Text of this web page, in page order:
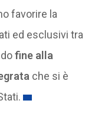
favorire la
ed esclusivi tra
fine alla
che si è